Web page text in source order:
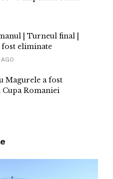
| Turneul final |
eliminate
Magurele a fost
Romaniei